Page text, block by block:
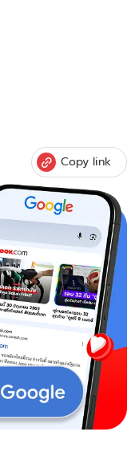
Copy link